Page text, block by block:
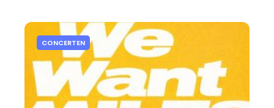
CONCERTEN